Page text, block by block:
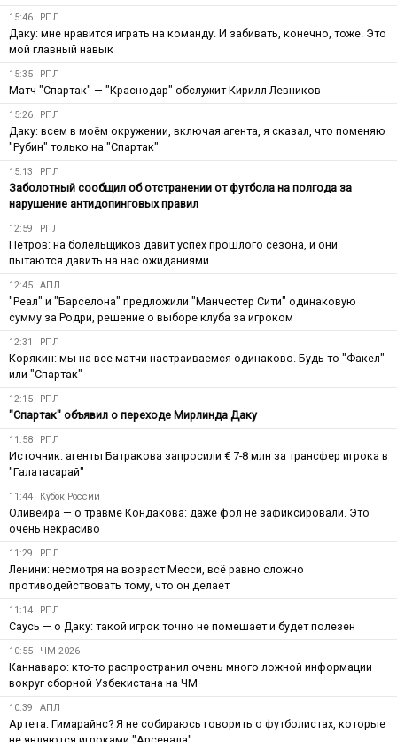
15:46 РПЛ
Даку: мне нравится играть на команду. И забивать, конечно, тоже. Это
мой главный навык
15:35 РПЛ
Матч "Спартак" — "Краснодар" обслужит Кирилл Левников
15:26 РПЛ
Даку: всем в моём окружении, включая агента, я сказал, что поменяю
"Рубин" только на "Спартак"
15:13 РПЛ
Заболотный сообщил об отстранении от футбола на полгода за
нарушение антидопинговых правил
12:59 РПЛ
Петров: на болельщиков давит успех прошлого сезона, и они
пытаются давить на нас ожиданиями
12:45 АПЛ
"Реал" и "Барселона" предложили "Манчестер Сити" одинаковую
сумму за Родри, решение о выборе клуба за игроком
12:31 РПЛ
Корякин: мы на все матчи настраиваемся одинаково. Будь то "Факел"
или "Спартак"
12:15 РПЛ
"Спартак" объявил о переходе Мирлинда Даку
11:58 РПЛ
Источник: агенты Батракова запросили € 7-8 млн за трансфер игрока в
"Галатасарай"
11:44 Кубок России
Оливейра — о травме Кондакова: даже фол не зафиксировали. Это
очень некрасиво
11:29 РПЛ
Ленини: несмотря на возраст Месси, всё равно сложно
противодействовать тому, что он делает
11:14 РПЛ
Саусь — о Даку: такой игрок точно не помешает и будет полезен
10:55 ЧМ-2026
Каннаваро: кто-то распространил очень много ложной информации
вокруг сборной Узбекистана на ЧМ
10:39 АПЛ
Артета: Гимарайнс? Я не собираюсь говорить о футболистах, которые